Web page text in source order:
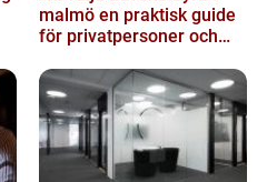
malmö en praktisk guide
för privatpersoner och